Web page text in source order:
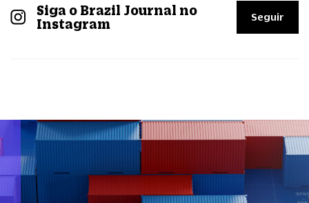
Siga o Brazil Journal no
Instagram
Seguir